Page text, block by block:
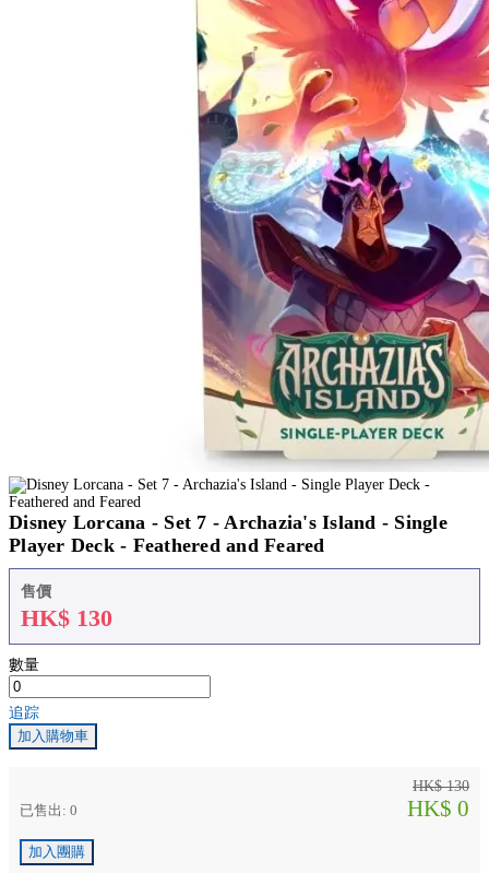
Disney Lorcana - Set 7 - Archazia's Island - Single
Player Deck - Feathered and Feared
售價
HK$ 130
數量
追踪
加入購物車
HK$ 130
已售出: 0 HK$ 0
加入團購